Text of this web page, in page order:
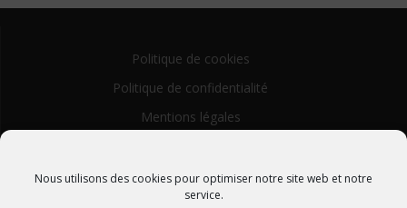
Nous utilisons des cookies pour optimiser notre site web et notre
service.
Politique de cookies
Politique de confidentialité
Mentions légales